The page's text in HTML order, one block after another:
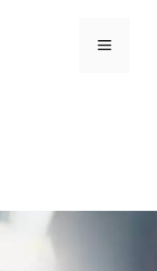
Menu